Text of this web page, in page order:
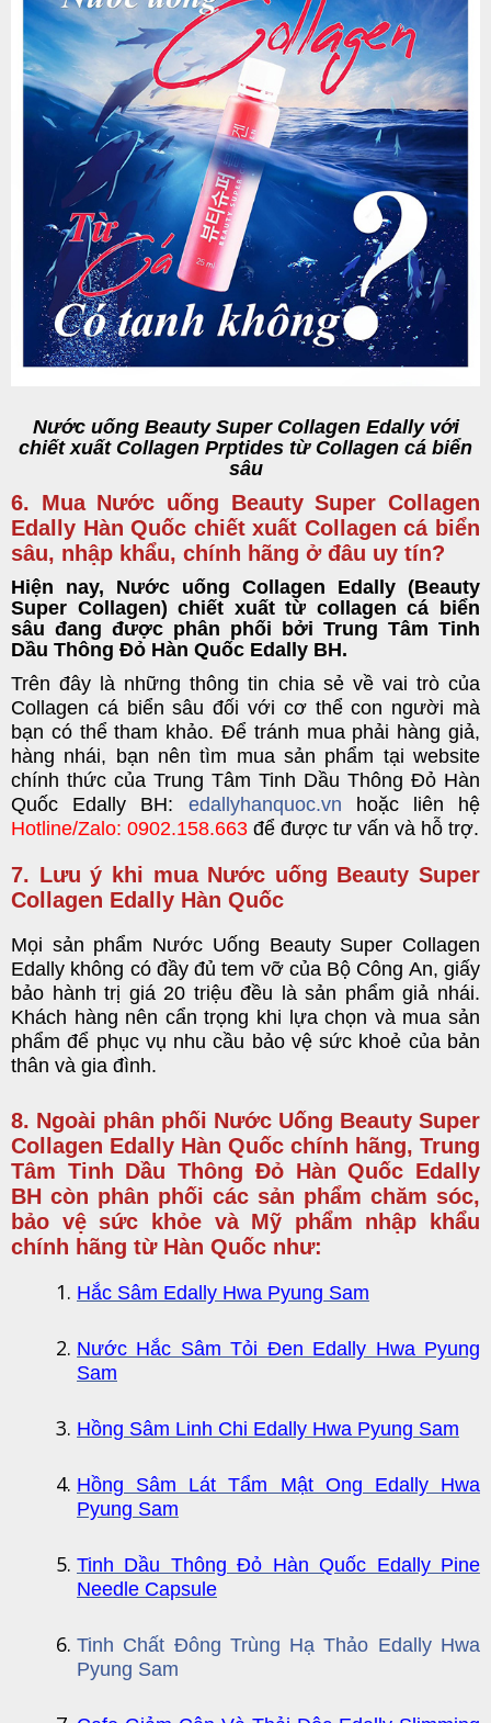
Nước uống Beauty Super Collagen Edallyvới
chiết xuất Collagen Prptides từ Collagen cá biển
sâu
6. Mua Nước uống Beauty Super Collagen
Edally Hàn Quốc chiết xuất Collagen cá biển
sâu, nhập khẩu, chính hãng ở đâu uy tín?
Hiện nay, Nước uống Collagen Edally (Beauty
Super Collagen) chiết xuất từ collagen cá biển
sâu đang được phân phối bởi Trung Tâm Tinh
Dầu Thông Đỏ Hàn Quốc Edally BH.
Trên đây là nhữngthông tin chia sẻ về vai trò của
Collagen cá biển sâu đối với cơ thể con người mà
bạn có thể tham khảo. Để tránh mua phải hàng giả,
hàng nhái, bạn nên tìm mua sản phẩm tại website
chính thức của Trung Tâm Tinh Dầu Thông Đỏ Hàn
Quốc Edally BH: edallyhanquoc.vn hoặc liên hệ
Hotline/Zalo: 0902.158.663 để được tư vấn và hỗ trợ.
7. Lưu ý khi mua Nước uống Beauty Super
Collagen Edally Hàn Quốc
Mọi sản phẩm Nước Uống Beauty Super Collagen
Edally không có đầy đủ tem vỡ của Bộ Công An, giấy
bảo hành trị giá 20 triệu đều là sản phẩm giả nhái.
Khách hàng nên cẩn trọng khi lựa chọn và mua sản
phẩm để phục vụ nhu cầu bảo vệ sức khoẻ của bản
thân và gia đình.
8. Ngoài phân phối Nước Uống Beauty Super
Collagen Edally Hàn Quốc chính hãng, Trung
Tâm Tinh Dầu Thông Đỏ Hàn Quốc Edally
BH còn phân phối các sản phẩm chăm sóc,
bảo vệ sức khỏe và Mỹ phẩm nhập khẩu
chính hãng từ Hàn Quốc như:
Hắc Sâm Edally Hwa Pyung Sam
Nước Hắc Sâm Tỏi Đen Edally Hwa Pyung
Sam
Hồng Sâm Linh Chi Edally Hwa Pyung Sam
Hồng Sâm Lát Tẩm Mật Ong Edally Hwa
Pyung Sam
Tinh Dầu Thông Đỏ Hàn Quốc Edally Pine
Needle Capsule
Tinh Chất Đông Trùng Hạ Thảo Edally Hwa
Pyung Sam